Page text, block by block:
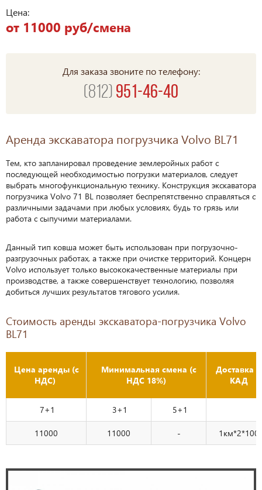
Цена:
от 11000 руб/смена
Для заказа звоните по телефону:
(812) 951-46-40
Аренда экскаватора погрузчика Volvo BL71
Тем, кто запланировал проведение землеройных работ с
последующей необходимостью погрузки материалов, следует
выбрать многофункциональную технику. Конструкция экскаватора
погрузчика Volvo 71 BL позволяет беспрепятственно справляться с
различными задачами при любых условиях, будь то грязь или
работа с сыпучими материалами.
Данный тип ковша может быть использован при погрузочно-
разгрузочных работах, а также при очистке территорий. Концерн
Volvo использует только высококачественные материалы при
производстве, а также совершенствует технологию, позволяя
добиться лучших результатов тягового усилия.
Стоимость аренды экскаватора-погрузчика Volvo
BL71
Цена аренды (с
НДС)
Минимальная смена (с
НДС 18%)
Доставка
КАД
7+1 3+1 5+1
11000 11000 - 1км*2*100